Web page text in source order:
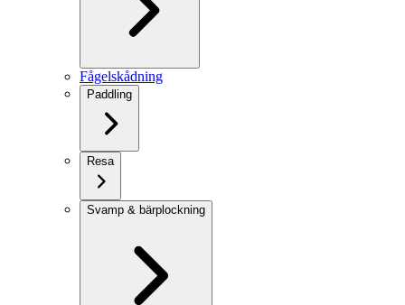
Fågelskådning
Paddling
Resa
Svamp & bärplockning